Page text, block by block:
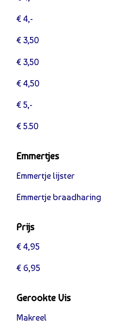
€ 4,-
€ 3,50
€ 3,50
€ 4,50
€ 5,-
€ 5.50
Emmertjes
Emmertje lijster
Emmertje braadharing
Prijs
€ 4,95
€ 6,95
Gerookte Vis
Makreel